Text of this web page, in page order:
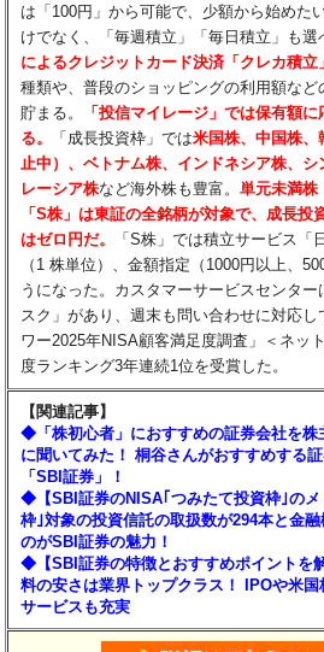
は「100円」から可能で、少額から始めた
けでなく、「毎週積立」「毎日積立」も選
によるクレジットカード決済「クレカ積立」
種類や、普段のショッピングの利用額な
貯まる。
「投信マイレージ」では保有額
る。
「成長投資枠」では米国株、中国株、
止中）、ベトナム株、インドネシア株、
レーシア株など海外株も豊富。単元未満株
「S株」は東証の全銘柄が対象で、成長
はゼロ円だ。
「S株」では積立サービス「
（1 株単位）、金額指定（1000円以上、
うになった。カスタマーサービスセンタ
スク」があり、週末も問い合わせに対応
ワー2025年NISA顧客満足度調査」＜ネッ
度ランキング3年連続1位を受賞した。
【関連記事】
◆「株初心者」におすすめの証券会社を株
に聞いてみた！ 桐谷さんがおすすめする
「SBI証券」！
◆【SBI証券のNISA｢つみたて投資枠｣の
枠｣対象の投資信託の取扱数が294本と金
のがSBI証券の魅力！
◆【SBI証券の特徴とおすすめポイントを
料の安さは業界トップクラス！ IPOや米国
サービスも充実